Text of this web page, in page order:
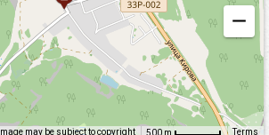
Image may be subject to copyright 500 m Terms